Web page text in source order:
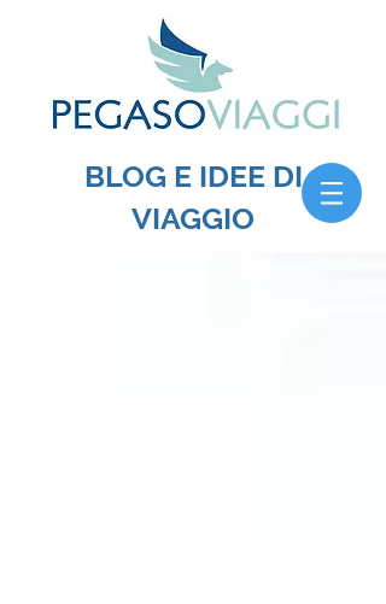
BLOG E IDEE DI
VIAGGIO